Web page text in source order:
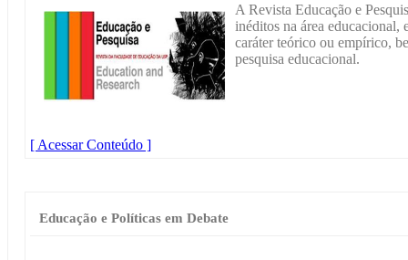
A Revista Educação e
inéditos na área educacional,
caráter teórico ou empírico,
pesquisa educacional.
[ Acessar Conteúdo ]
Educação e Políticas em Debate